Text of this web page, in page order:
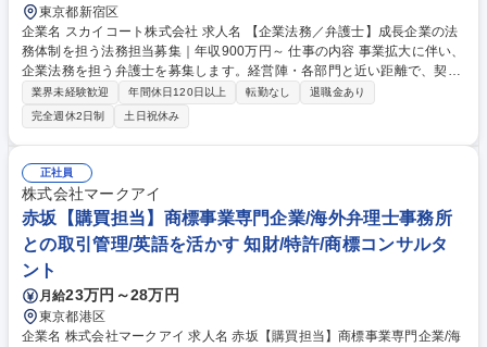
東京都新宿区
企業名 スカイコート株式会社 求人名 【企業法務／弁護士】成長企業の法
務体制を担う法務担当募集｜年収900万円～ 仕事の内容 事業拡大に伴い、
企業法務を担う弁護士を募集します。経営陣・各部門と近い距離で、契
約・コンプライアンス・紛争対応など幅広い法務業務を担当いただきま
す。単なるリーガルチェックに留まらず、事業推進を法務面 から支え
る“攻めの法務”としてご活躍いただけるポジションです。 【具体的には】
■各種契約書の作成・レビュー・交渉 ■新規事業・サービスに関する法的
検討 ■コンプライアンス体制の整備・運用 ■社内法律相談対応■顧問弁護士
との連携 ■訴訟・紛争対応■規程整備、ガバナンス対応 ■経営陣への法的ア
ドバイス ■M&A・投資案件対応（経験に応じて） 募集職種 【企業法務／
弁護士】成長企業の法務体制を担う法務担当募集｜年収900万円～
業界未経験歓迎 年間休日120日以上 転勤なし
退職金あり
完全週休2日制
土日祝休み
正社員
株式会社マークアイ
赤坂【購買担当】商標事業専門企業/海外弁理士事務所
との取引管理/英語を活かす 知財/特許/商標コンサルタ
ント
月給23万円～28万円
東京都港区
企業名 株式会社マークアイ 求人名 赤坂【購買担当】商標事業専門企業/海